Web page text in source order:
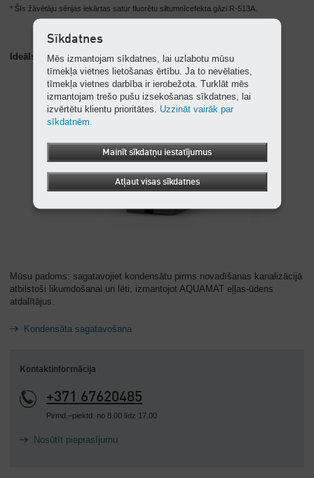
* Šīs žāvētāju sērijas iekārtas satur fluorētu siltumnīcefekta gāzi R-513A.
Ideāls papildinājums: AQUAMAT eļļas-ūdens atdalītāji
Mūsu padoms: sagatavojiet kondensātu pirms novadīšanas kanalizācijā
atbilstoši likumdošanai un lēti, izmantojot AQUAMAT eļļas-ūdens
atdalītājus.
Kondensāta sagatavošana
Kontaktinformācija
+371 67620485
Pirmd.–piektd. no 8.00 līdz 17.00
Nosūtīt pieprasījumu
Sīkdatnes
Mēs izmantojam sīkdatnes, lai uzlabotu mūsu
tīmekļa vietnes lietošanas ērtību. Ja to nevēlaties,
tīmekļa vietnes darbība ir ierobežota. Turklāt mēs
izmantojam trešo pušu izsekošanas sīkdatnes, lai
izvērtētu klientu prioritātes. Uzzināt vairāk par
sīkdatnēm.
Mainīt sīkdatņu iestatījumus
Atļaut visas sīkdatnes